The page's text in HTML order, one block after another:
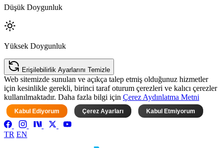
Düşük Doygunluk
Yüksek Doygunluk
Erişilebilirlik Ayarlarını Temizle
Web sitemizde sunulan ve açıkça talep etmiş olduğunuz hizmetler
için kesinlikle gerekli, birinci taraf oturum çerezleri ve kalıcı çerezler
kullanılmaktadır. Daha fazla bilgi için Çerez Aydınlatma Metni
Kabul Ediyorum Çerez Ayarları Kabul Etmiyorum
TR EN